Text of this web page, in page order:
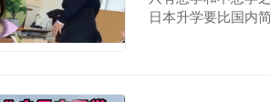
日本升学要比国内